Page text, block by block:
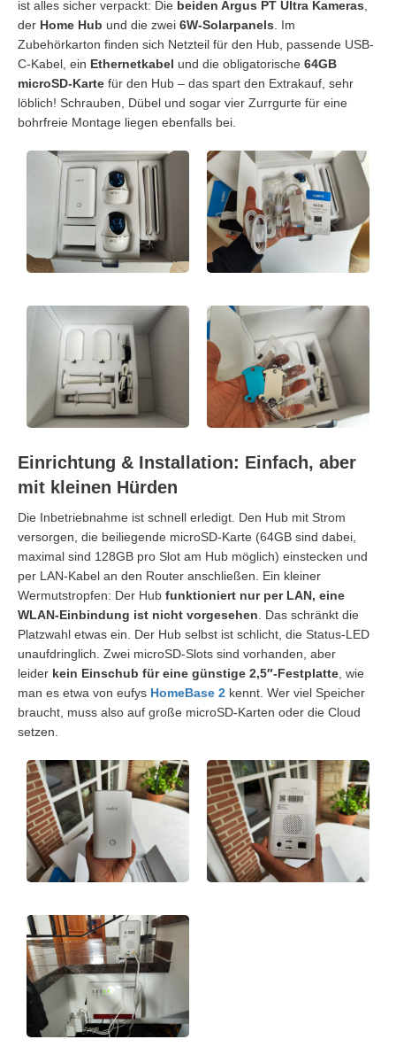
ist alles sicher verpackt: Die beiden Argus PT Ultra Kameras
der Home Hub und die zwei 6W-Solarpanels . Im
Zubehörkarton finden sich Netzteil für den Hub, passende USB-
C-Kabel, ein Ethernetkabel und die obligatorische 64GB
microSD-Karte für den Hub – das spart den Extrakauf, sehr
löblich! Schrauben, Dübel und sogar vier Zurrgurte für eine
bohrfreie Montage liegen ebenfalls bei.
Einrichtung & Installation: Einfach, aber
mit kleinen Hürden
Die Inbetriebnahme ist schnell erledigt. Den Hub mit Strom
versorgen, die beiliegende microSD-Karte (64GB sind dabei,
maximal sind 128GB pro Slot am Hub möglich) einstecken und
per LAN-Kabel an den Router anschließen. Ein kleiner
Wermutstropfen: Der Hub funktioniert nur per LAN, eine
WLAN-Einbindung ist nicht vorgesehen . Das schränkt die
Platzwahl etwas ein. Der Hub selbst ist schlicht, die Status-LED
unaufdringlich. Zwei microSD-Slots sind vorhanden, aber
leider kein Einschub für eine günstige 2,5″-Festplatte , wie
man es etwa von eufys HomeBase 2 kennt. Wer viel Speicher
braucht, muss also auf große microSD-Karten oder die Cloud
setzen.